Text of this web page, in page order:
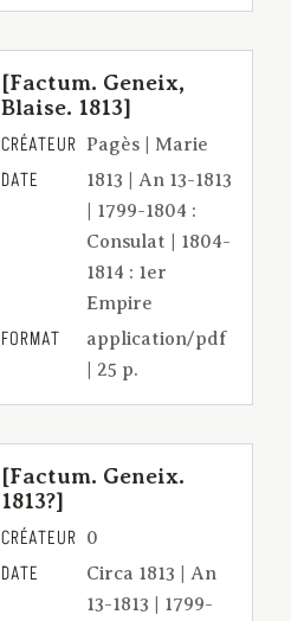
[Factum. Geneix,
Blaise. 1813]
CRÉATEUR Pagès | Marie
DATE
1813 | An 13-1813
| 1799-1804 :
Consulat | 1804-
1814 : 1er
Empire
FORMAT
application/pdf
| 25 p.
[Factum. Geneix.
1813?]
CRÉATEUR 0
DATE
Circa 1813 | An
13-1813 | 1799-